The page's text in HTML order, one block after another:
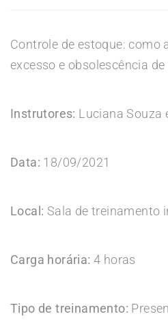
Controle de estoque: como
excesso e obsolescência
Instrutores: Luciana Souza
Data: 18/09/2021
Local: Sala de treinamento
Carga horária: 4 horas
Tipo de treinamento: